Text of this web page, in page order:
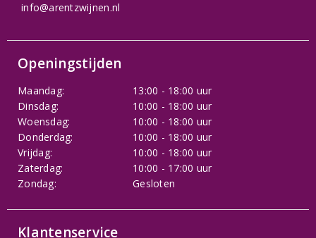
info@arentzwijnen.nl
Openingstijden
Maandag:
13:00 - 18:00 uur
Dinsdag:
10:00 - 18:00 uur
Woensdag:
10:00 - 18:00 uur
Donderdag:
10:00 - 18:00 uur
Vrijdag:
10:00 - 18:00 uur
Zaterdag:
10:00 - 17:00 uur
Zondag:
Gesloten
Klantenservice